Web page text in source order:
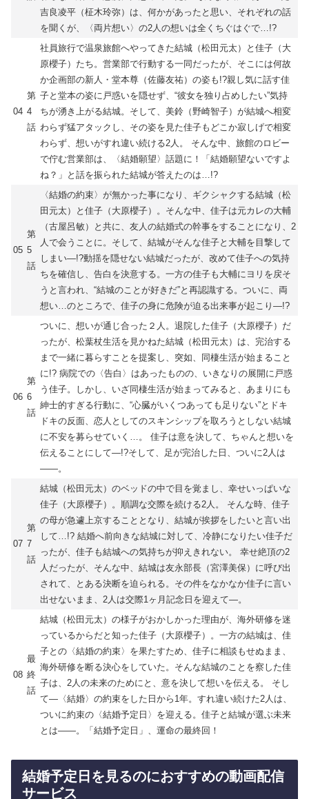
吉良凌平（柾木玲弥）は、何かがあったと思い、それぞれの話
を聞くが、〈両片想い〉の2人の想いは全くちぐはぐで…!?
04
第
4
話
社員旅行で温泉旅館へやってきた結城（松田元太）と佳子（大
原櫻子）たち。営業部で行動する一同だったが、そこには何故
か企画部の新人・堂本尊（佐藤友祐）の姿も!?親し気に話す佳
子と堂本の姿に戸惑いを隠せず、“彼女を独り占めしたい”気持
ちが湧き上がる結城。そして、美鈴（野崎智子）が結城へ相変
わらず猛アタックし、その姿を見た佳子もどこか寂しげで相変
わらず、想いがすれ違い続ける2人。 そんな中、旅館のロビー
で佇む営業部は、〈結婚願望〉話題に！「結婚願望ないですよ
ね？」と話を振られた結城が答えたのは…!?
05
第
5
話
〈結婚の約束〉が無かった事になり、ギクシャクする結城（松
田元太）と佳子（大原櫻子）。そんな中、佳子は元カレの大輔
（古屋呂敏）と共に、友人の結婚式の幹事をすることになり、2
人で会うことに。そして、結城がそんな佳子と大輔を目撃して
しまい―!?動揺を隠せない結城だったが、改めて佳子への気持
ちを確信し、告白を決意する。一方の佳子も大輔にヨリを戻そ
うと言われ、“結城のことが好きだ”と再認識する。ついに、両
想い…のところで、佳子の身に危険が迫る出来事が起こり―!?
06
第
6
話
ついに、想いが通じ合った２人。退院した佳子（大原櫻子）だ
ったが、松葉杖生活を見かねた結城（松田元太）は、完治する
まで一緒に暮らすことを提案し、突如、同棲生活が始まること
に!? 病院での〈告白〉はあったものの、いきなりの展開に戸惑
う佳子。しかし、いざ同棲生活が始まってみると、あまりにも
紳士的すぎる行動に、“心臓がいくつあっても足りない”とドキ
ドキの反面、恋人としてのスキンシップを取ろうとしない結城
に不安を募らせていく…。 佳子は意を決して、ちゃんと想いを
伝えることにして―!?そして、足が完治した日、ついに2人は
――。
07
第
7
話
結城（松田元太）のベッドの中で目を覚まし、幸せいっぱいな
佳子（大原櫻子）。順調な交際を続ける2人。 そんな時、佳子
の母が急遽上京することとなり、結城が挨拶をしたいと言い出
して…!? 結婚へ前向きな結城に対して、冷静になりたい佳子だ
ったが、佳子も結城への気持ちが抑えきれない。 幸せ絶頂の2
人だったが、そんな中、結城は友永部長（宮澤美保）に呼び出
されて、とある決断を迫られる。その件をなかなか佳子に言い
出せないまま、2人は交際1ヶ月記念日を迎えて―。
08
最
終
話
結城（松田元太）の様子がおかしかった理由が、海外研修を迷
っているからだと知った佳子（大原櫻子）。一方の結城は、佳
子との〈結婚の約束〉を果たすため、佳子に相談もせぬまま、
海外研修を断る決心をしていた。そんな結城のことを察した佳
子は、2人の未来のためにと、意を決して想いを伝える。 そし
て―〈結婚〉の約束をした日から1年。すれ違い続けた2人は、
ついに約束の〈結婚予定日〉を迎える。佳子と結城が選ぶ未来
とは――。「結婚予定日」、運命の最終回！
結婚予定日を見るのにおすすめの動画配信
サービス